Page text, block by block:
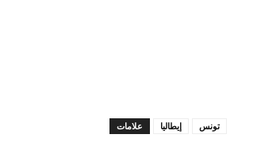
علامات إيطاليا تونس